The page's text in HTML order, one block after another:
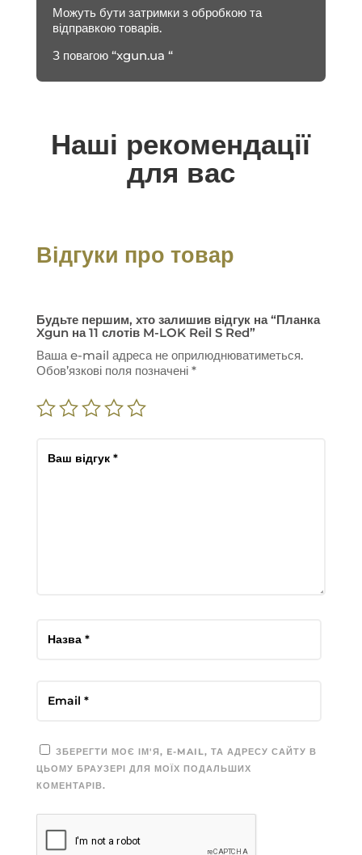
Можуть бути затримки з обробкою та
відправкою товарів.
З повагою “xgun.ua “
Наші рекомендації
для вас
Відгуки про товар
Будьте першим, хто залишив відгук на “Планка
Xgun на 11 слотів M-LOK Reil S Red”
Ваша e-mail адреса не оприлюднюватиметься.
Обов’язкові поля позначені *
ЗБЕРЕГТИ МОЄ ІМ'Я, E-MAIL, ТА АДРЕСУ САЙТУ В
ЦЬОМУ БРАУЗЕРІ ДЛЯ МОЇХ ПОДАЛЬШИХ
КОМЕНТАРІВ.